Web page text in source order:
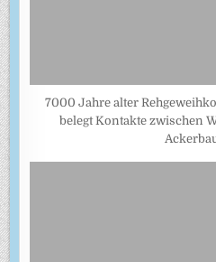
7000 Jahre alter
belegt Kontakte zwischen